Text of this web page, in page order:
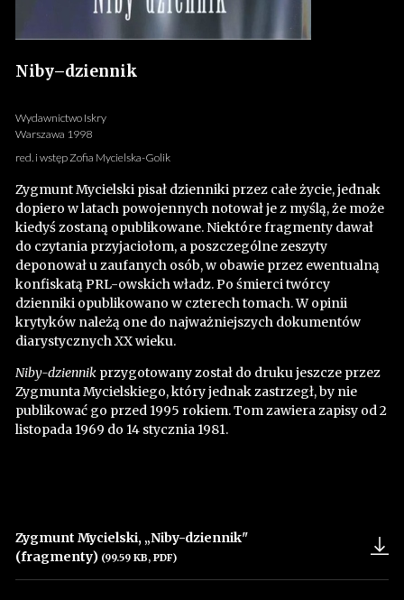
Niby–dziennik
Wydawnictwo Iskry
Warszawa 1998
red. i wstęp Zofia Mycielska-Golik
Zygmunt Mycielski pisał dzienniki przez całe życie, jednak
dopiero w latach powojennych notował je z myślą, że może
kiedyś zostaną opublikowane. Niektóre fragmenty dawał
do czytania przyjaciołom, a poszczególne zeszyty
deponował u zaufanych osób, w obawie przez ewentualną
konfiskatą PRL-owskich władz. Po śmierci twórcy
dzienniki opublikowano w czterech tomach. W opinii
krytyków należą one do najważniejszych dokumentów
diarystycznych XX wieku.
Niby-dziennikprzygotowany został do druku jeszcze przez
Zygmunta Mycielskiego, który jednak zastrzegł, by nie
publikować go przed 1995 rokiem. Tom zawiera zapisy od 2
listopada 1969 do 14 stycznia 1981.
Zygmunt Mycielski, „Niby-dziennik"
(fragmenty) (99.59 KB, PDF)